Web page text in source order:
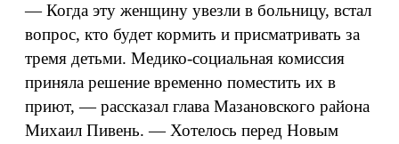
— Когда эту женщину увезли в больницу, встал
вопрос, кто будет кормить и присматривать за
тремя детьми. Медико-социальная комиссия
приняла решение временно поместить их в
приют, — рассказал глава Мазановского района
Михаил Пивень. — Хотелось перед Новым